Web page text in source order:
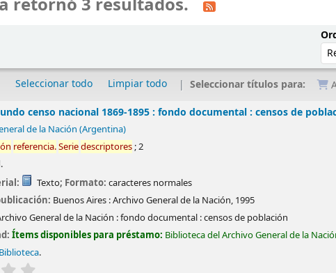
Seleccionar todo Limpiar todo Seleccionar títulos para:
censo nacional 1869-1895 : fondo documental : censos de
de la Nación (Argentina)
referencia.Seriedescriptores; 2
Texto; Formato: caracteres normales
Buenos Aires :Archivo General de la Nación, 1995
General de la Nación : fondo documental : censos de población
Ítems disponibles para préstamo: Biblioteca del Archivo General de la
.